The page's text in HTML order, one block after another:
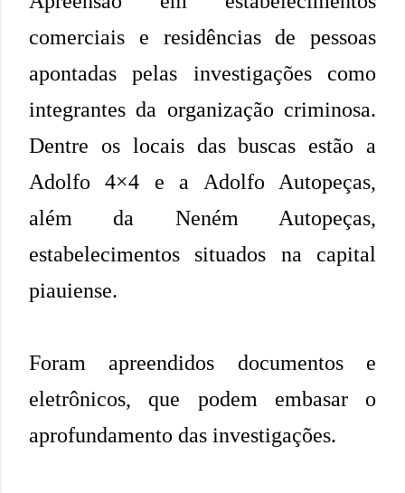
comerciais e residências de pessoas
apontadas pelas investigações como
integrantes da organização criminosa.
Dentre os locais das buscas estão a
Adolfo 4×4 e a Adolfo Autopeças,
além da Neném Autopeças,
estabelecimentos situados na capital
piauiense.
Foram apreendidos documentos e
eletrônicos, que podem embasar o
aprofundamento das investigações.